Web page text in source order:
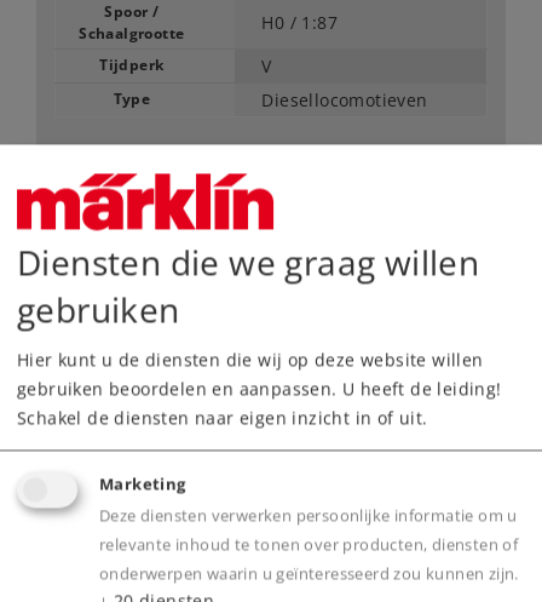
Spoor /
Schaalgrootte
H0 / 1:87
Tijdperk V
Type Diesellocomotieven
389,00 € Adviesprijs
Leverbaar vanaf fabriek.
Dealer zoeken
Onderdelen bestellen
Diensten die we graag willen
gebruiken
Hier kunt u de diensten die wij op deze website willen
gebruiken beoordelen en aanpassen. U heeft de leiding!
Schakel de diensten naar eigen inzicht in of uit.
Marketing
Deze diensten verwerken persoonlijke informatie om u
relevante inhoud te tonen over producten, diensten of
onderwerpen waarin u geïnteresseerd zou kunnen zijn.